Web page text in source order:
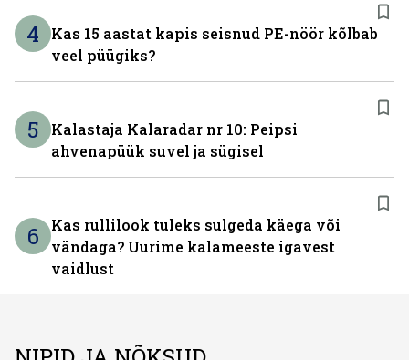
4
Kas 15 aastat kapis seisnud PE-nöör kõlbab
veel püügiks?
5
Kalastaja Kalaradar nr 10: Peipsi
ahvenapüük suvel ja sügisel
6
Kas rullilook tuleks sulgeda käega või
vändaga? Uurime kalameeste igavest
vaidlust